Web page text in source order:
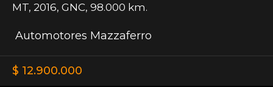
MT, 2016, GNC, 98.000 km.
Automotores Mazzaferro
$ 12.900.000